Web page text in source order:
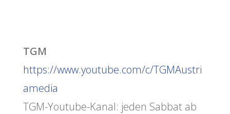
TGM
https://www.youtube.com/c/TGMAustri
amedia
TGM-Youtube-Kanal: jeden Sabbat ab